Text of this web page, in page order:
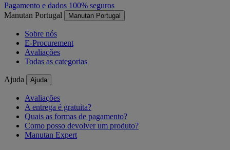
Pagamento e dados 100% seguros
Manutan Portugal
Manutan Portugal
Sobre nós
E-Procurement
Avaliações
Todas as categorias
Ajuda Ajuda
Avaliações
A entrega é gratuita?
Quais as formas de pagamento?
Como posso devolver um produto?
Manutan Expert